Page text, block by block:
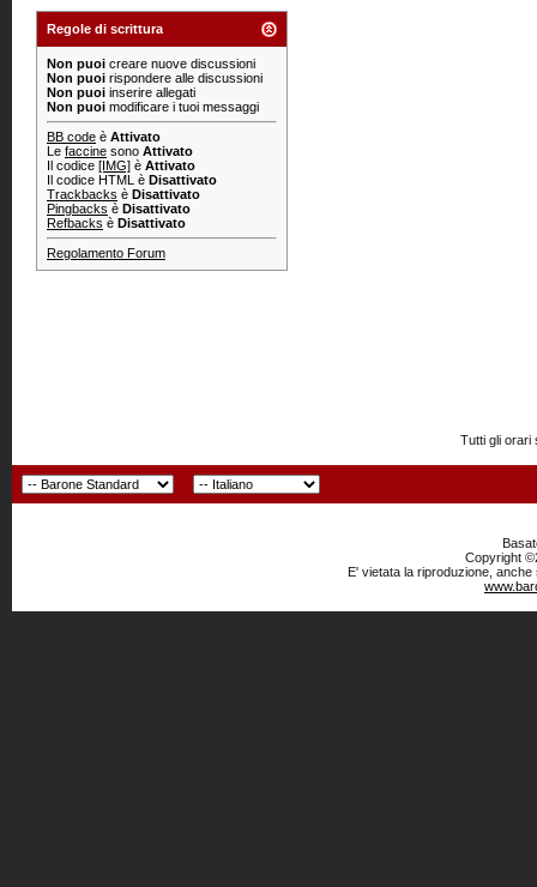
Regole di scrittura
Non puoi creare nuove discussioni
Non puoi rispondere alle discussioni
Non puoi inserire allegati
Non puoi modificare i tuoi messaggi
BB code è Attivato
Le faccine sono Attivato
Il codice [IMG] è Attivato
Il codice HTML è Disattivato
Trackbacks è Disattivato
Pingbacks è Disattivato
Refbacks è Disattivato
Regolamento Forum
Tutti gli orari
Copyright
E' vietata la riproduzione,